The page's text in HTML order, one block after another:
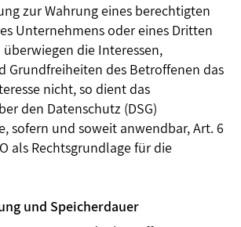
zur Wahrung eines berechtigten
Unternehmens oder eines Dritten
die Interessen,
Grundfreiheiten des Betroffenen das
nicht, so dient das
den Datenschutz (DSG)
sofern und soweit anwendbar, Art. 6
als Rechtsgrundlage für die
und Speicherdauer